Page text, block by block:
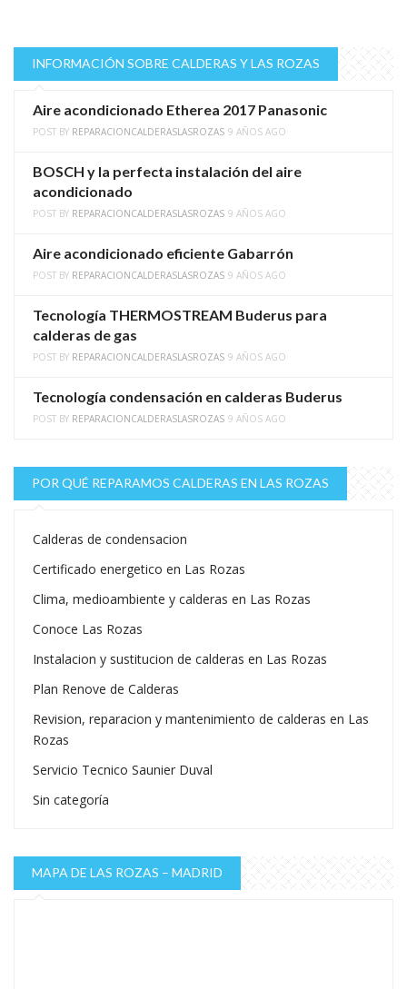
INFORMACIÓN SOBRE CALDERAS Y LAS ROZAS
Aire acondicionado Etherea 2017 Panasonic
POST BY REPARACIONCALDERASLASROZAS 9 AÑOS AGO
BOSCH y la perfecta instalación del aire
acondicionado
POST BY REPARACIONCALDERASLASROZAS 9 AÑOS AGO
Aire acondicionado eficiente Gabarrón
POST BY REPARACIONCALDERASLASROZAS 9 AÑOS AGO
Tecnología THERMOSTREAM Buderus para
calderas de gas
POST BY REPARACIONCALDERASLASROZAS 9 AÑOS AGO
Tecnología condensación en calderas Buderus
POST BY REPARACIONCALDERASLASROZAS 9 AÑOS AGO
POR QUÉ REPARAMOS CALDERAS EN LAS ROZAS
Calderas de condensacion
Certificado energetico en Las Rozas
Clima, medioambiente y calderas en Las Rozas
Conoce Las Rozas
Instalacion y sustitucion de calderas en Las Rozas
Plan Renove de Calderas
Revision, reparacion y mantenimiento de calderas en Las
Rozas
Servicio Tecnico Saunier Duval
Sin categoría
MAPA DE LAS ROZAS – MADRID